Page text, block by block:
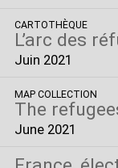
CARTOTHÈQUE
L’arc des
Juin 2021
MAP COLLECTION
The
June 2021